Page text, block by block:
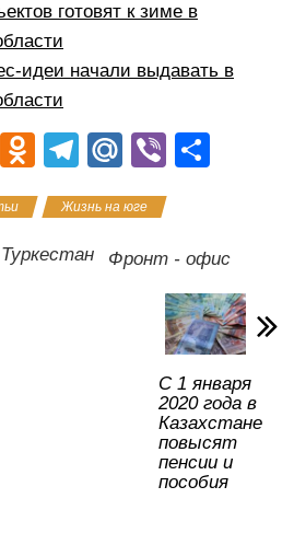
готовят к зиме в
идеи начали выдавать в
V
O
n
o
T
e
gr
M
.R
u
Vi
а
в
и
ть
Жизнь на юге
Туркестан Фронт - офис
С 1 января
2020 года в
Казахстане
повысят
пенсии и
пособия